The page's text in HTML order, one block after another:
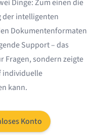
Dinge: Zum einen die
intelligenten
Dokumentenformaten
Support – das
Fragen, sondern zeigte
individuelle
kann.
Konto